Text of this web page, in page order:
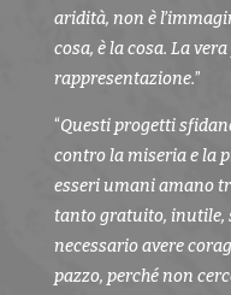
aridità, non è
cosa, è la cosa. La
rappresentazione.”
“Questi progetti
contro la miseria e la
esseri umani amano
tanto gratuito, inutile,
necessario avere
pazzo, perché non